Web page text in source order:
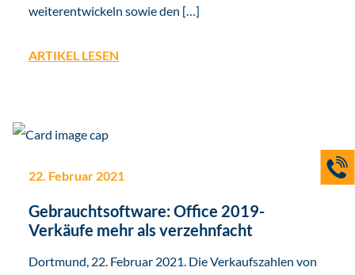
weiterentwickeln sowie den […]
ARTIKEL LESEN
22. Februar 2021
Gebrauchtsoftware: Office 2019-
Verkäufe mehr als verzehnfacht
Dortmund, 22. Februar 2021. Die Verkaufszahlen von